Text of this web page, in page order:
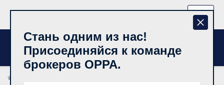
RU
Стань одним из нас!
Присоединяйся к команде
брокеров OPPA.